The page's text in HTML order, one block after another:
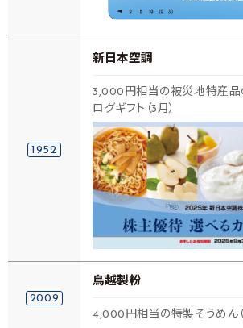
1952
新日本空調
3,000円相当の被災地特産品
ログギフト（3月）
2009
鳥越製粉
4,000円相当の特製そうめん（